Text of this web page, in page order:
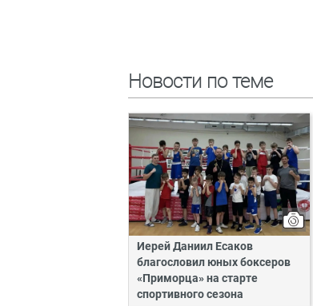
Новости по теме
Иерей Даниил Есаков
благословил юных боксеров
«Приморца» на старте
спортивного сезона